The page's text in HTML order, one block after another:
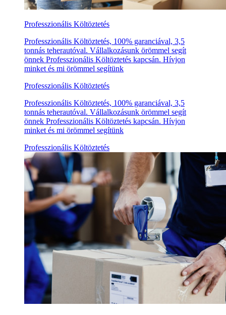
Professzionális Költöztetés
Professzionális Költöztetés, 100% garanciával, 3,5
tonnás teherautóval. Vállalkozásunk örömmel segít
önnek Professzionális Költöztetés kapcsán. Hívjon
minket és mi örömmel segítünk
Professzionális Költöztetés
Professzionális Költöztetés, 100% garanciával, 3,5
tonnás teherautóval. Vállalkozásunk örömmel segít
önnek Professzionális Költöztetés kapcsán. Hívjon
minket és mi örömmel segítünk
Professzionális Költöztetés